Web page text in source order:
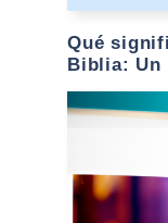
Qué
Biblia: Un